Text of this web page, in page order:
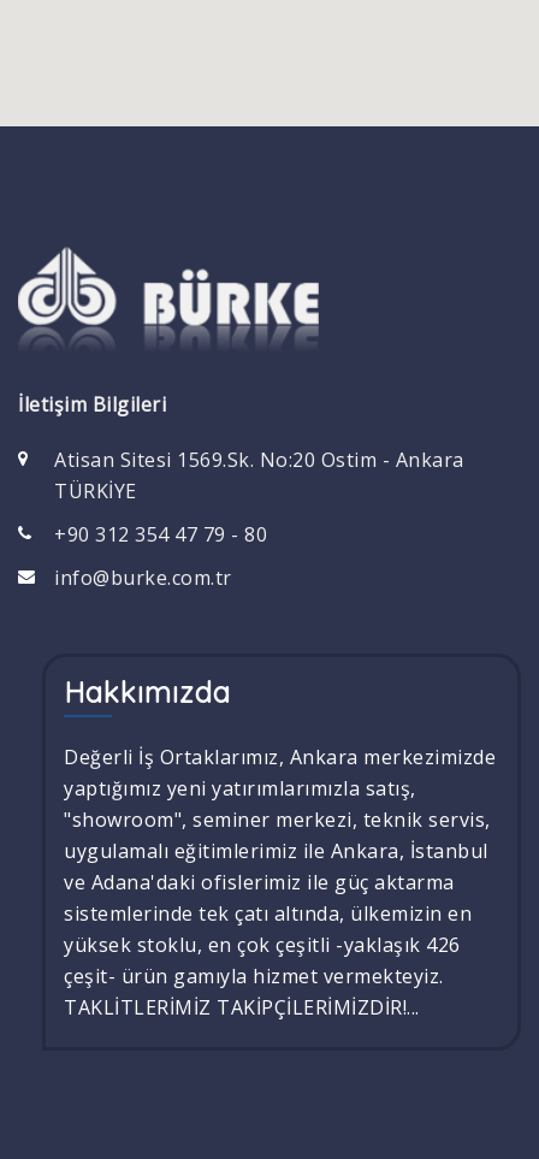
İletişim Bilgileri
Atisan Sitesi 1569.Sk. No:20 Ostim - Ankara
TÜRKİYE
+90 312 354 47 79 - 80
info@burke.com.tr
Hakkımızda
Değerli İş Ortaklarımız, Ankara merkezimizde
yaptığımız yeni yatırımlarımızla satış,
"showroom", seminer merkezi, teknik servis,
uygulamalı eğitimlerimiz ile Ankara, İstanbul
ve Adana'daki ofislerimiz ile güç aktarma
sistemlerinde tek çatı altında, ülkemizin en
yüksek stoklu, en çok çeşitli -yaklaşık 426
çeşit- ürün gamıyla hizmet vermekteyiz.
TAKLİTLERİMİZ TAKİPÇİLERİMİZDİR!...